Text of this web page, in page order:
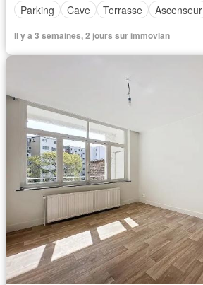
Parking
Cave Terrasse Ascenseur
Il y a 3 semaines, 2 jours sur immovlan